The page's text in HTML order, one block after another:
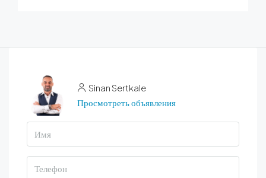
Sinan Sertkale
Просмотреть объявления